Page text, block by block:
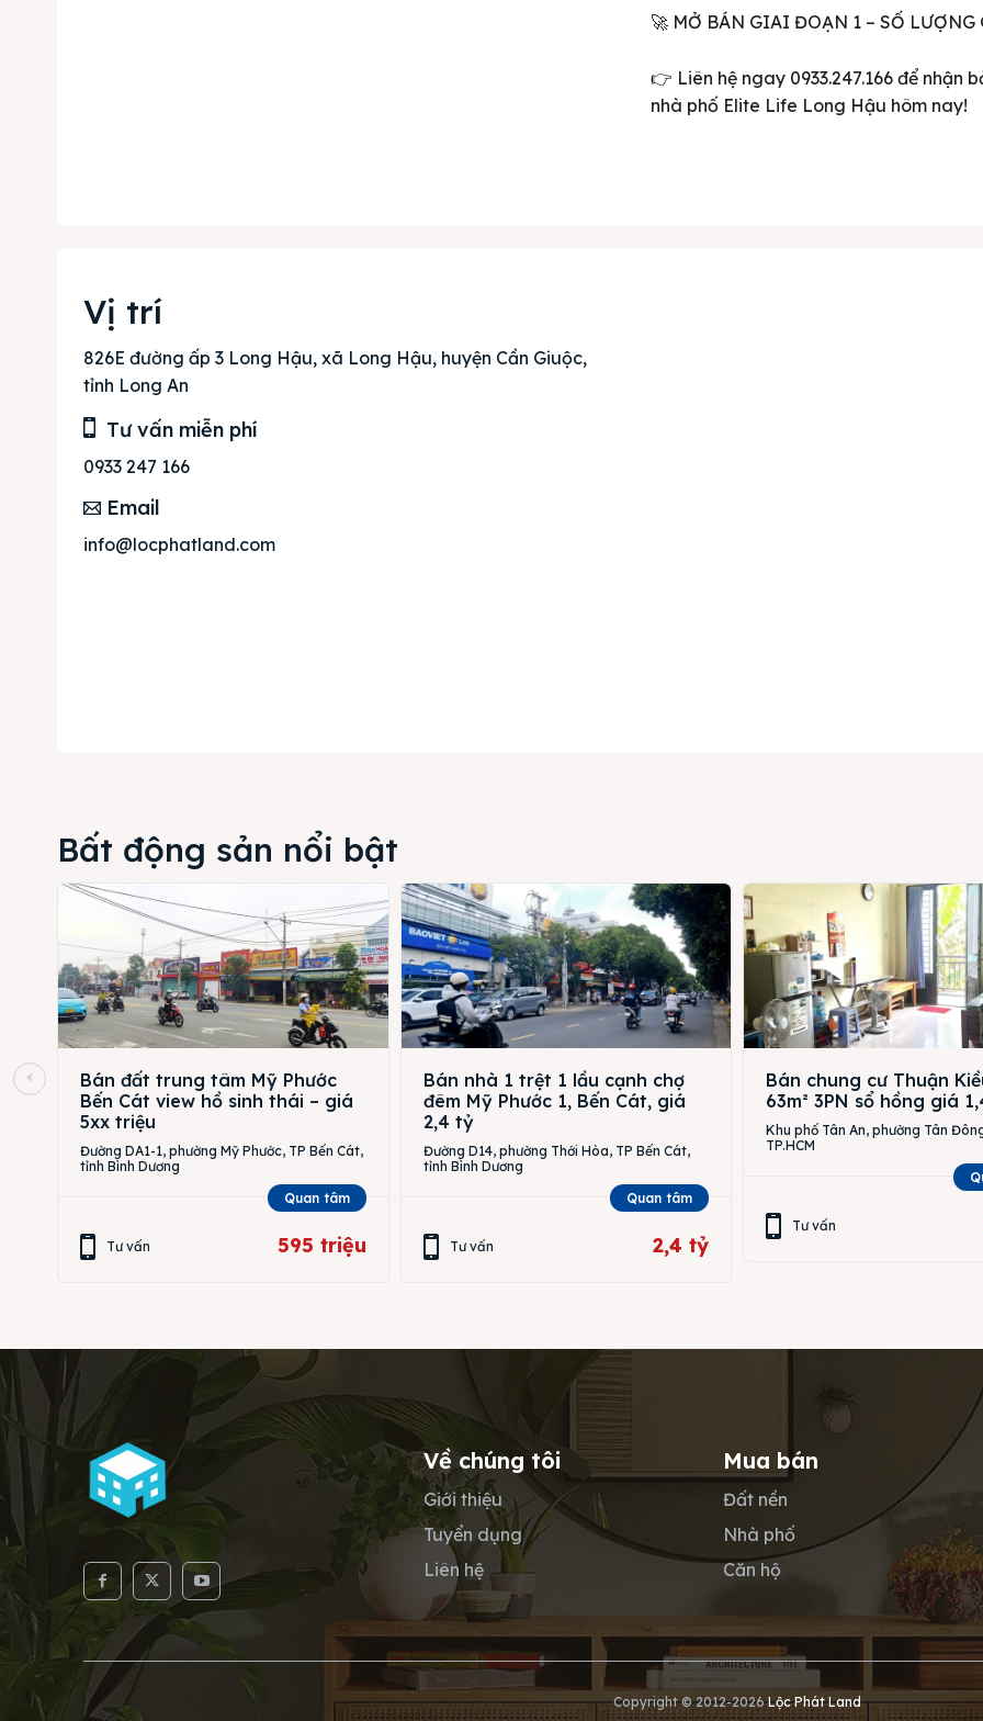
Phiên bản cập nhật V3
& tìm kiếm nhanh chóng hơn
🚀 MỞ BÁN GIAI ĐOẠN 1 – SỐ
👉 Liên hệ ngay 0933.247.166 để nhận
nhà phố Elite Life Long Hậu hôm nay!
Vị trí
826E đường ấp 3 Long Hậu, xã Long Hậu, huyện Cần Giuộc,
tỉnh Long An
Tư vấn miễn phí
0933 247 166
Email
info@locphatland.com
Bất động sản nổi bật
Bán đất trung tâm Mỹ Phước
Bến Cát view hồ sinh thái – giá
5xx triệu
Đường DA1-1, phường Mỹ Phước, TP Bến Cát,
tỉnh Bình Dương
Quan tâm
Tư vấn 595 triệu
Bán nhà 1 trệt 1 lầu cạnh chợ
đêm Mỹ Phước 1, Bến Cát, giá
2,4 tỷ
Đường D14, phường Thới Hòa, TP Bến Cát,
tỉnh Bình Dương
Quan tâm
Tư vấn 2,4 tỷ
Bán chung cư Thuận
63m² 3PN sổ hồng giá
Khu phố Tân An, phường Tân
TP.HCM
Tư vấn
Về chúng tôi
Giới thiệu
Tuyển dụng
Liên hệ
Mua bán
Đất nền
Nhà phố
Căn hộ
Copyright © 2012-2026Lộc Phát Land